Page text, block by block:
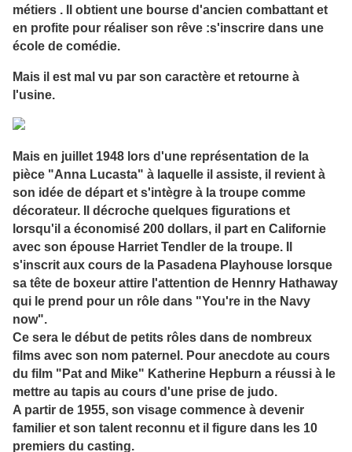
métiers . Il obtient une bourse d'ancien combattant et
en profite pour réaliser son rêve :s'inscrire dans une
école de comédie.
Mais il est mal vu par son caractère et retourne à
l'usine.
Mais en juillet 1948 lors d'une représentation de la
pièce "Anna Lucasta" à laquelle il assiste, il revient à
son idée de départ et s'intègre à la troupe comme
décorateur. Il décroche quelques figurations et
lorsqu'il a économisé 200 dollars, il part en Californie
avec son épouse Harriet Tendler de la troupe. Il
s'inscrit aux cours de la Pasadena Playhouse lorsque
sa tête de boxeur attire l'attention de Hennry Hathaway
qui le prend pour un rôle dans "You're in the Navy
now".
Ce sera le début de petits rôles dans de nombreux
films avec son nom paternel. Pour anecdote au cours
du film "Pat and Mike" Katherine Hepburn a réussi à le
mettre au tapis au cours d'une prise de judo.
A partir de 1955, son visage commence à devenir
familier et son talent reconnu et il figure dans les 10
premiers du casting.